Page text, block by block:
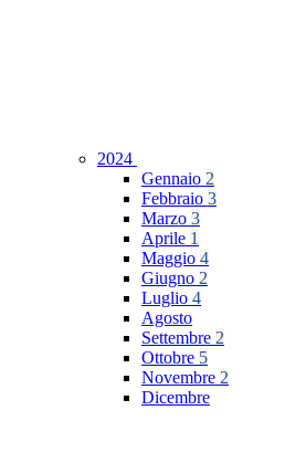
2024
Gennaio 2
Febbraio 3
Marzo 3
Aprile 1
Maggio 4
Giugno 2
Luglio 4
Agosto
Settembre 2
Ottobre 5
Novembre 2
Dicembre